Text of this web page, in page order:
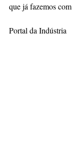
que já fazemos
Portal da Indústria